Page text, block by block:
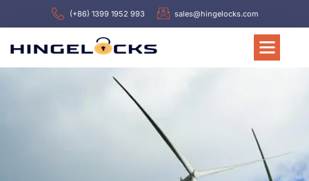
(+86) 1399 1952 993 sales@hingelocks.com